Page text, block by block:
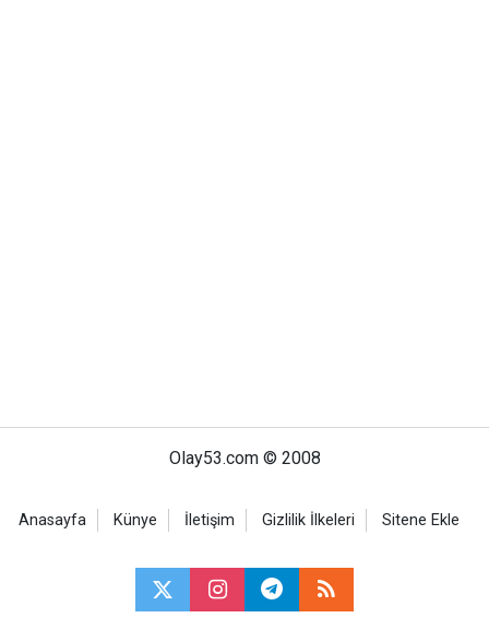
Olay53.com © 2008
Anasayfa Künye İletişim Gizlilik İlkeleri Sitene Ekle